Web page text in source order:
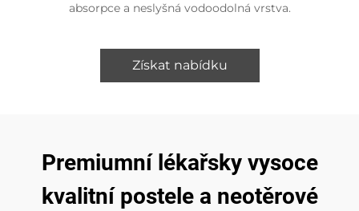
absorpce a neslyšná vodoodolná vrstva.
Získat nabídku
Premiumní lékařsky vysoce
kvalitní postele a neotěrové